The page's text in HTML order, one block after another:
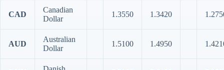
CAD
Canadian
Dollar
1.3550 1.3420
AUD
Australian
Dollar
1.5100 1.4950